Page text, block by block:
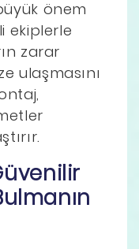
önem
ekiplerle
zarar
ulaşmasını